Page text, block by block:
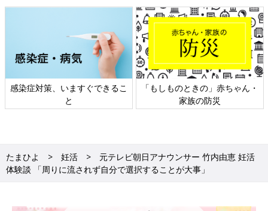
ちゃん・
日本外来小児科学会リーフレッ
六星占術 細木かおり
たまひよ 妊活
元テレビ朝日アナウンサー 竹内由恵 妊活
体験談 「周りに流されず自分で選択することが大事」